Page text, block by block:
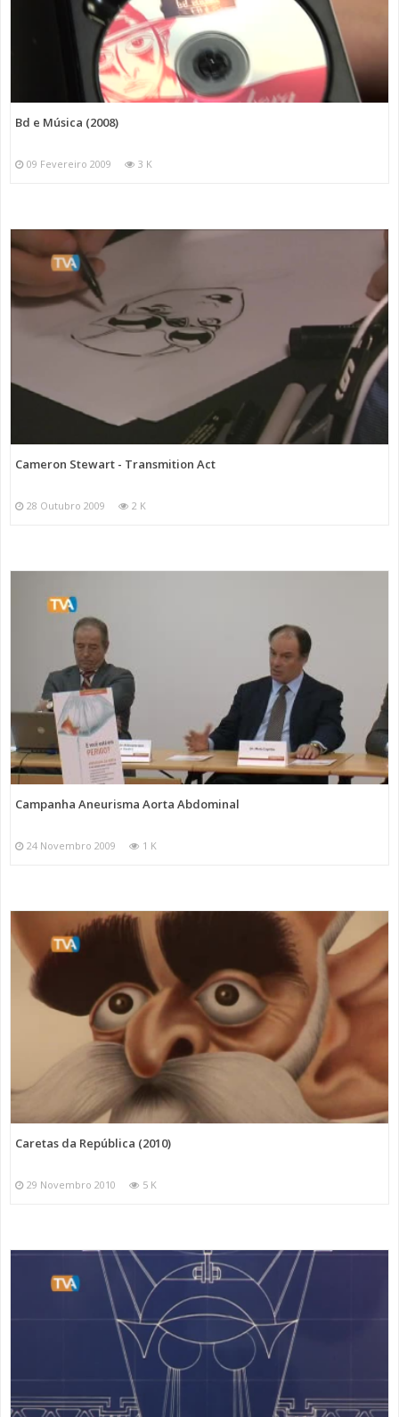
Bd e Música (2008)
09 Fevereiro 2009 3 K
Cameron Stewart - Transmition Act
28 Outubro 2009 2 K
Campanha Aneurisma Aorta Abdominal
24 Novembro 2009 1 K
Caretas da República (2010)
29 Novembro 2010 5 K